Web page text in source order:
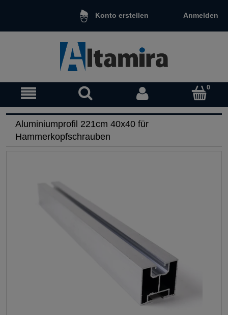
Konto erstellen Anmelden
Aluminiumprofil 221cm 40x40 für
Hammerkopfschrauben